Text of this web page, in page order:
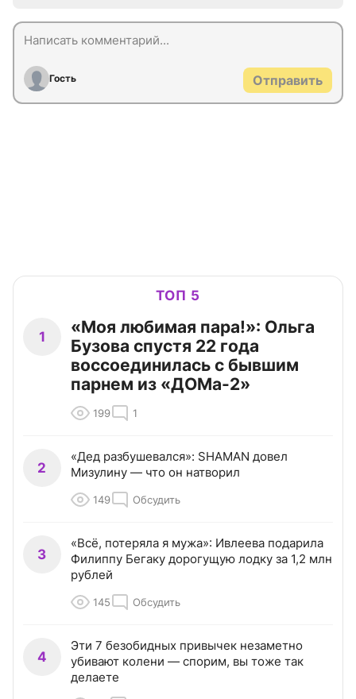
Гость Отправить
ТОП 5
1
«Моя любимая пара!»: Ольга
Бузова спустя 22 года
воссоединилась с бывшим
парнем из «ДОМа-2»
199 1
2
«Дед разбушевался»: SHAMAN довел
Мизулину — что он натворил
149 Обсудить
3
«Всё, потеряла я мужа»: Ивлеева подарила
Филиппу Бегаку дорогущую лодку за 1,2 млн
рублей
145 Обсудить
4
Эти 7 безобидных привычек незаметно
убивают колени — спорим, вы тоже так
делаете